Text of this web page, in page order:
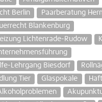
Berlin
Paarberatung
Blankenburg
Lichtenrade-Rudow
Lehrgang Biesdorf
Tier Glaspokale